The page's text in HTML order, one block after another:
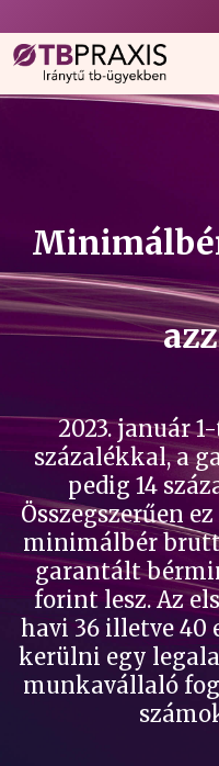
2023. január
százalékkal, a
pedig 14
Összegszerűen
minimálbér
garantált
forint lesz. Az
havi 36 illetve
kerülni egy
munkavállaló